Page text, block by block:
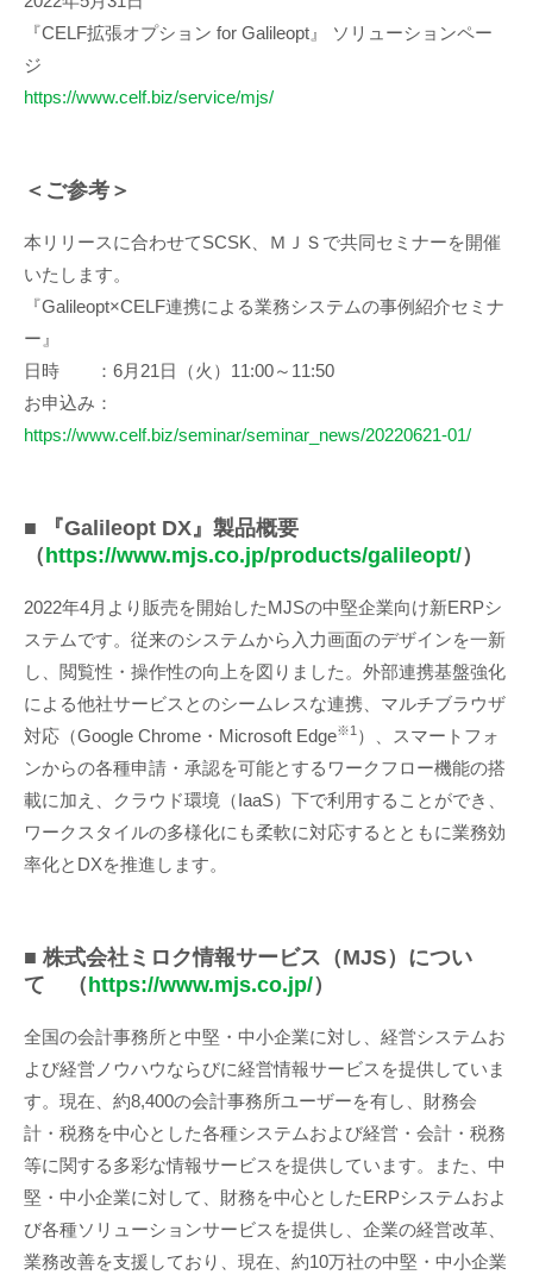
『CELF拡張オプション for Galileopt』 ソリューションペー
ジ
https://www.celf.biz/service/mjs/
＜ご参考＞
本リリースに合わせてSCSK、ＭＪＳで共同セミナーを開催
いたします。
『Galileopt×CELF連携による業務システムの事例紹介セミナ
ー』
日時 ：6月21日（火）11:00～11:50
お申込み：
https://www.celf.biz/seminar/seminar_news/20220621-01/
■ 『Galileopt DX』製品概要
（https://www.mjs.co.jp/products/galileopt/）
2022年4月より販売を開始したMJSの中堅企業向け新ERPシ
ステムです。従来のシステムから入力画面のデザインを一新
し、閲覧性・操作性の向上を図りました。外部連携基盤強化
による他社サービスとのシームレスな連携、マルチブラウザ
対応（Google Chrome・Microsoft Edge※1 ）、スマートフォ
ンからの各種申請・承認を可能とするワークフロー機能の搭
載に加え、クラウド環境（IaaS）下で利用することができ、
ワークスタイルの多様化にも柔軟に対応するとともに業務効
率化とDXを推進します。
■ 株式会社ミロク情報サービス（MJS）につい
て （https://www.mjs.co.jp/）
全国の会計事務所と中堅・中小企業に対し、経営システムお
よび経営ノウハウならびに経営情報サービスを提供していま
す。現在、約8,400の会計事務所ユーザーを有し、財務会
計・税務を中心とした各種システムおよび経営・会計・税務
等に関する多彩な情報サービスを提供しています。また、中
堅・中小企業に対して、財務を中心としたERPシステムおよ
び各種ソリューションサービスを提供し、企業の経営改革、
業務改善を支援しており、現在、約10万社の中堅・中小企業